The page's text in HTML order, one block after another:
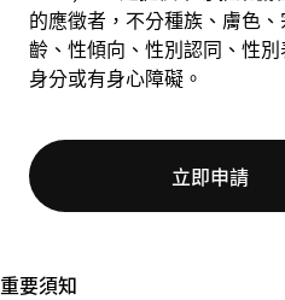
的應徵者，不分種族、膚色
齡、性傾向、性別認同、性
身分或有身心障礙。
立即申請
重要須知